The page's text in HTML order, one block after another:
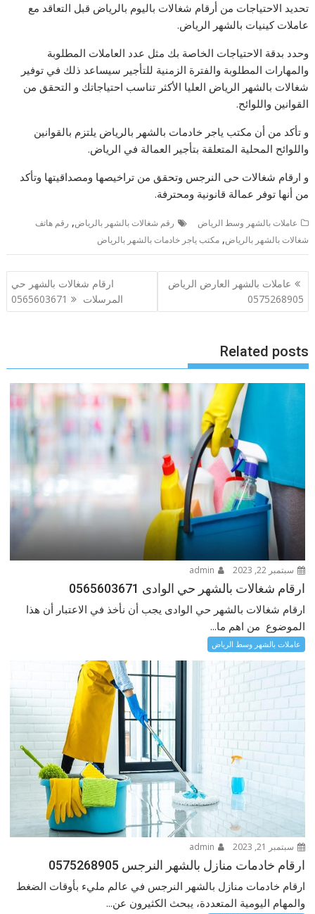
تحديد الاحتياجات من أرقام شغالات باليوم بالرياض قبل التعاقد مع
عاملات كينيات بالشهر الرياض.
وحدد بدقة الاحتياجات الخاصة بك مثل عدد العاملات المطلوبة
والمهارات المطلوبة والفترة الزمنية للتأجير سيساعد ذلك في توفير
شغالات بالشهر الرياض العليا الأكثر تناسب احتياجاتك و التحقق من
القوانين واللوائح.
و تأكد من أن مكتب ياجر خادمات بالشهر بالرياض يلتزم بالقوانين
واللوائح المحلية المتعلقة بتأجير العمالة في الرياض.
و ارقام شغالات حى النرجس وتحقق من تراخيصها ومصداقيتها وتأكد
من أنها توفر عمالة قانونية ومحترفة.
عاملات بالشهر وسط الرياض رقم شغالات بالشهر بالرياض, رقم هاتف
شغالات بالشهر بالرياض,مكتب ياجر خادمات بالشهر بالرياض
تصفّح
المقالات
عاملات بالشهر العارض الرياض
0575268905
ارقام شغالات بالشهر حي
المرسلات 0565603671
Related posts
سبتمبر 22, 2023
ارقام شغالات بالشهر حي الوادى 0565603671
ارقام شغالات بالشهر حي الوادى يجب أن نأخذ في الاعتبار أن هذا
الموضوع من اهم ما...
عاملات بالشهر وسط الرياض
سبتمبر 21, 2023
ارقام خادمات منازل بالشهر النرجس 0575268905
ارقام خادمات منازل بالشهر النرجس في عالم مليء بأوقات الضغط
والمهام اليومية المتعددة، يبحث الكثيرون عن...